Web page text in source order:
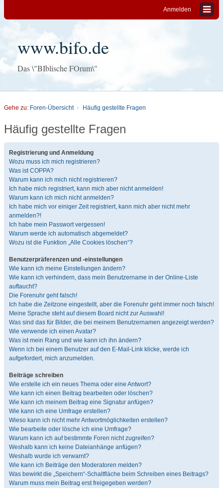
Anmelden
www.bifo.de
Das \"BIblische FOrum\"
Gehe zu: Foren-Übersicht Häufig gestellte Fragen
Häufig gestellte Fragen
Registrierung und Anmeldung
Wozu muss ich mich registrieren?
Was ist COPPA?
Warum kann ich mich nicht registrieren?
Ich habe mich registriert, kann mich aber nicht anmelden!
Warum kann ich mich nicht anmelden?
Ich habe mich vor einiger Zeit registriert, kann mich aber nicht mehr
anmelden?!
Ich habe mein Passwort vergessen!
Warum werde ich automatisch abgemeldet?
Wozu ist die Funktion „Alle Cookies löschen“?
Benutzerpräferenzen und -einstellungen
Wie kann ich meine Einstellungen ändern?
Wie kann ich verhindern, dass mein Benutzername in der Online-Liste
auftaucht?
Die Forenuhr geht falsch!
Ich habe die Zeitzone eingestellt, aber die Forenuhr geht immer noch falsch!
Meine Sprache steht auf diesem Board nicht zur Auswahl!
Was sind das für Bilder, die bei meinem Benutzernamen angezeigt werden?
Wie verwende ich einen Avatar?
Was ist mein Rang und wie kann ich ihn ändern?
Wenn ich bei einem Benutzer auf den E-Mail-Link klicke, werde ich
aufgefordert, mich anzumelden.
Beiträge schreiben
Wie erstelle ich ein neues Thema oder eine Antwort?
Wie kann ich einen Beitrag bearbeiten oder löschen?
Wie kann ich meinem Beitrag eine Signatur anfügen?
Wie kann ich eine Umfrage erstellen?
Wieso kann ich nicht mehr Antwortmöglichkeiten erstellen?
Wie bearbeite oder lösche ich eine Umfrage?
Warum kann ich auf bestimmte Foren nicht zugreifen?
Weshalb kann ich keine Dateianhänge anfügen?
Weshalb wurde ich verwarnt?
Wie kann ich Beiträge den Moderatoren melden?
Was bewirkt die „Speichern“-Schaltfläche beim Schreiben eines Beitrags?
Warum muss mein Beitrag erst freigegeben werden?